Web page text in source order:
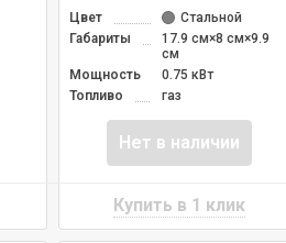
Цвет
Стальной
Габариты
17.9 см×8 см×9.9
см
Мощность
0.75 кВт
Топливо
газ
Нет в наличии